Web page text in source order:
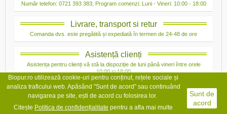
Număr telefon: 0721 393 383; Program comenzi: Luni - Vineri: 10:00 - 18:00
Livrare, transport si retur
Comanda dvs. este pregătită și expediată în termen de 24-48 de ore
Asistență clienți
Asistența pentru clienți vă stă la dispoziție de luni până vineri între orele
10:00 și 18:00
Biopur.ro utilizează cookie-uri pentru conținut, rețele sociale și
analiza traficului web. Apăsând "Sunt de acord" sau continuând
navigarea pe site, ești de acord cu folosirea lor.
Citește Politica de confidențialitate pentru a afla mai multe
Sunt de
acord
Copyright © 2026 Bio Pur. Toate drepturile rezervate.